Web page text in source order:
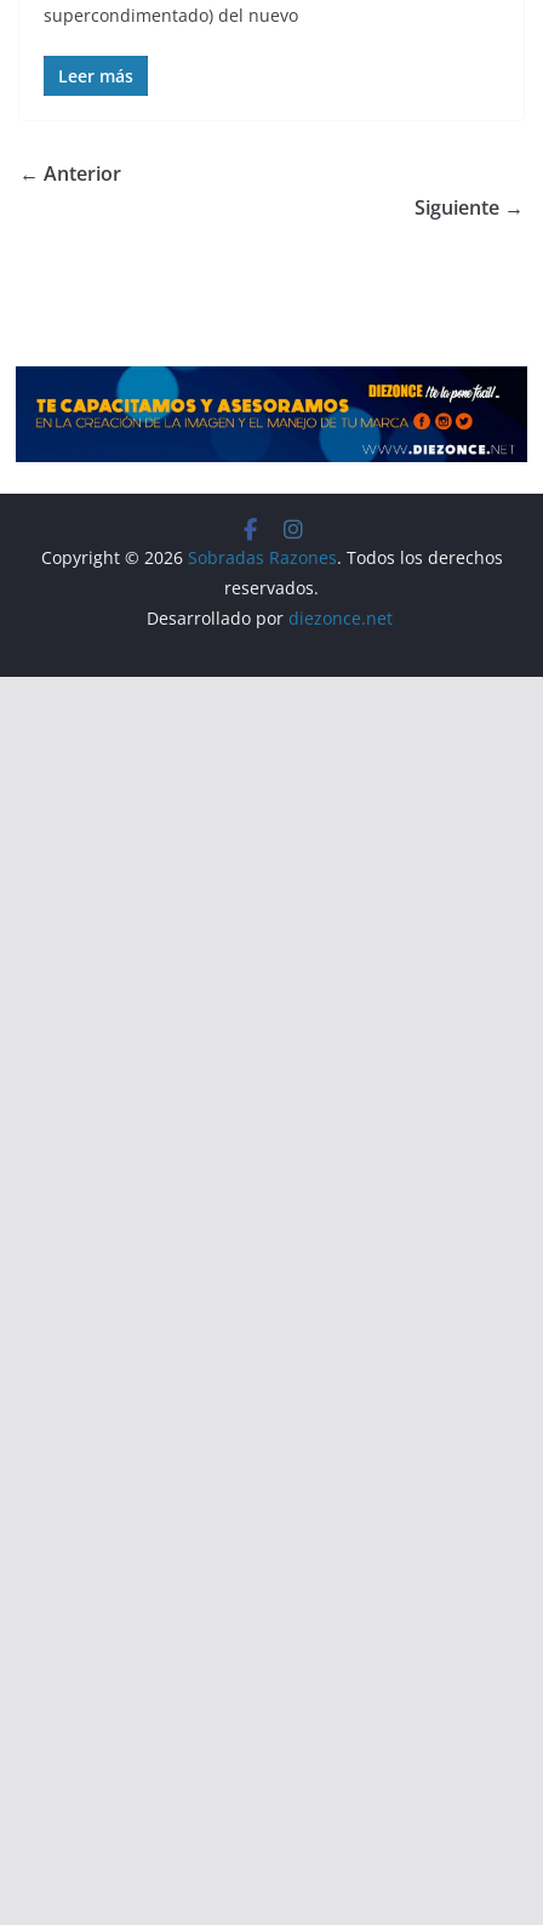
supercondimentado) del nuevo
Leer más
← Anterior
Siguiente →
Copyright © 2026 Sobradas Razones. Todos los derechos
reservados.
Desarrollado por diezonce.net